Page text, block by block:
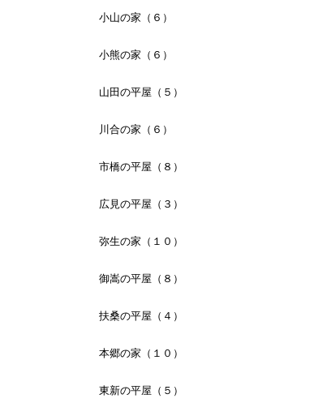
小山の家（６）
小熊の家（６）
山田の平屋（５）
川合の家（６）
市橋の平屋（８）
広見の平屋（３）
弥生の家（１０）
御嵩の平屋（８）
扶桑の平屋（４）
本郷の家（１０）
東新の平屋（５）